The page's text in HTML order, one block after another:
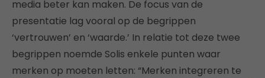
media beter kan maken. De focus van de
presentatie lag vooral op de begrippen
‘vertrouwen’ en ‘waarde.’ In relatie tot deze twee
begrippen noemde Solis enkele punten waar
merken op moeten letten: “Merken integreren te